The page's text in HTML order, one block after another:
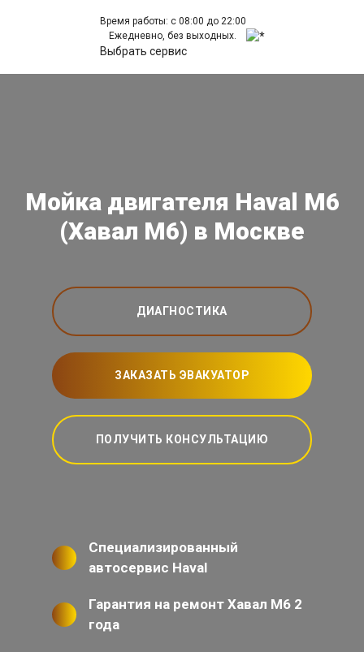
Время работы: с 08:00 до 22:00
Ежедневно, без выходных.
Выбрать сервис
Мойка двигателя Haval M6
(Хавал М6) в Москве
ДИАГНОСТИКА
ЗАКАЗАТЬ ЭВАКУАТОР
ПОЛУЧИТЬ КОНСУЛЬТАЦИЮ
Специализированный
автосервис Haval
Гарантия на ремонт Хавал М6 2
года